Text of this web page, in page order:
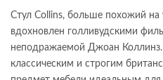
Стул Collins, больше похожий на
вдохновлен голливудскими
неподражаемой Джоан Коллинз.
классическим и строгим